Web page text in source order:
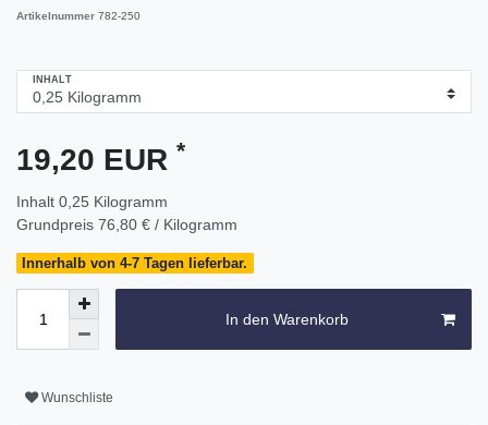
Artikelnummer 782-250
INHALT
19,20 EUR *
Inhalt 0,25 Kilogramm
Grundpreis 76,80 € / Kilogramm
Innerhalb von 4-7 Tagen lieferbar.
In den Warenkorb
Wunschliste